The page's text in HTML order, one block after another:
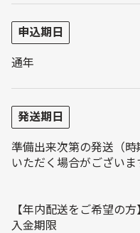
申込期日
通年
発送期日
準備出来次第の発送（
いただく場合がございま
【年内配送をご希望の方
入金期限